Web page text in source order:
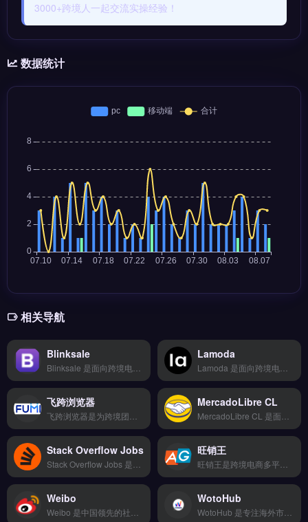
3000+跨境人一起交流实操经验！
数据统计
相关导航
Blinksale Lamoda
飞跨浏览器 MercadoLibre CL
Stack Overflow Jobs 旺销王
Weibo WotoHub